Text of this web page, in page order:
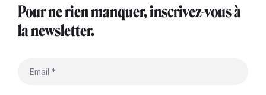
Pour ne rien manquer, inscrivez-vous à
la newsletter.